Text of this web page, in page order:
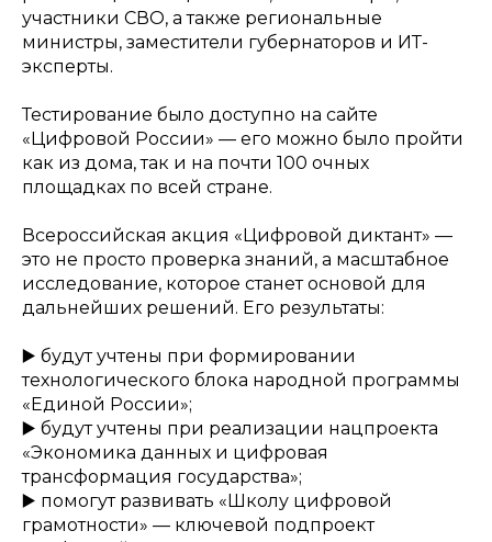
участники СВО, а также региональные
министры, заместители губернаторов и ИТ-
эксперты.
Тестирование было доступно на сайте
«Цифровой России» — его можно было пройти
как из дома, так и на почти 100 очных
площадках по всей стране.
Всероссийская акция «Цифровой диктант» —
это не просто проверка знаний, а масштабное
исследование, которое станет основой для
дальнейших решений. Его результаты:
▶️ будут учтены при формировании
технологического блока народной программы
«Единой России»;
▶️ будут учтены при реализации нацпроекта
«Экономика данных и цифровая
трансформация государства»;
▶️ помогут развивать «Школу цифровой
грамотности» — ключевой подпроект